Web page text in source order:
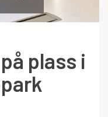
plass i